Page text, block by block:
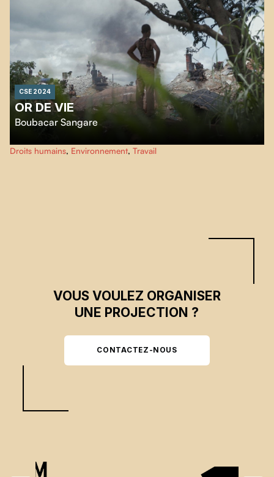
CSE 2024
OR DE VIE
Boubacar Sangare
Au Burkina Faso, dans le site d’orpaillage de Bantara, Rasmané, 16 ans,
descend à plus de 100 mètres de profondeur dans des mines artisanales
Droits humains, Environnement, Travail
VOUS VOULEZ ORGANISER
UNE PROJECTION ?
CONTACTEZ-NOUS